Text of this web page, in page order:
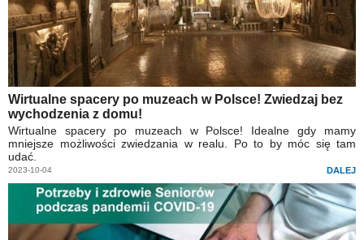
Wirtualne spacery po muzeach w Polsce! Zwiedzaj bez
wychodzenia z domu!
Wirtualne spacery po muzeach w Polsce! Idealne gdy mamy
mniejsze możliwości zwiedzania w realu. Po to by móc się tam
udać.
2023-10-04 DALEJ